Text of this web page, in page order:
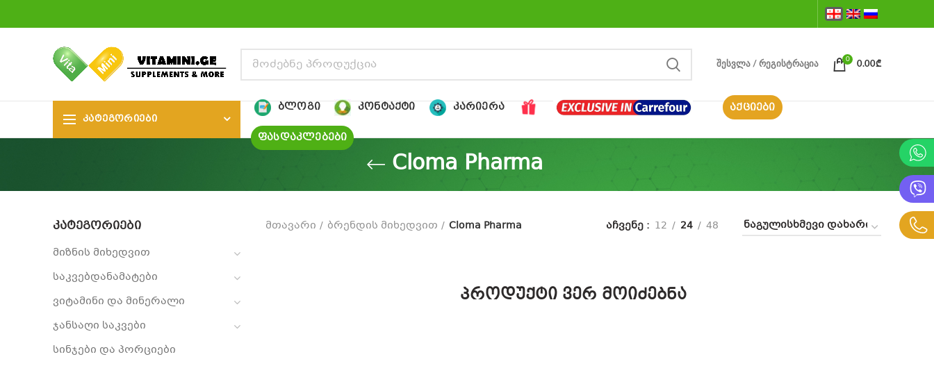
ᲨᲔᲡᲕᲚᲐ / ᲠᲔᲒᲘᲡᲢᲠᲐᲪᲘᲐ
0
0.00₾
ᲙᲐᲢᲔᲒᲝᲠᲘᲔᲑᲘ
ᲑᲚᲝᲒᲘ ᲙᲝᲜᲢᲐᲥᲢᲘ ᲙᲐᲠᲘᲔᲠᲐ
ᲐᲥᲪᲘᲔᲑᲘ
ᲤᲐᲡᲓᲐᲙᲚᲔᲑᲔᲑᲘ
Cloma Pharma
ᲙᲐᲢᲔᲒᲝᲠᲘᲔᲑᲘ
მიზნის მიხედვით
საკვებდანამატები
ვიტამინი და მინერალი
ჯანსაღი საკვები
სინჯები და პორციები
მთავარი ბრენდის მიხედვით Cloma Pharma აჩვენე 12 24 48
პროდუქტი ვერ მოიძებნა